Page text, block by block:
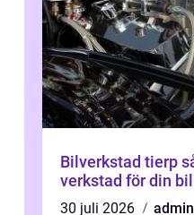
Bilverkstad tierp så väljer du rätt
verkstad för din bil
30 juli 2026
admin